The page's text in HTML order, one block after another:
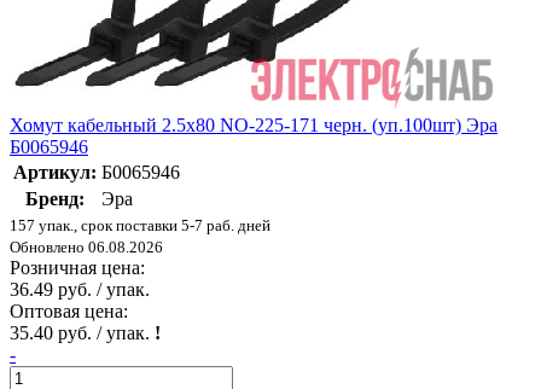
Хомут кабельный 2.5х80 NO-225-171 черн. (уп.100шт) Эра
Б0065946
Артикул: Б0065946
Бренд:
Эра
157 упак., срок поставки 5-7 раб. дней
Обновлено 06.08.2026
Розничная цена:
36.49 руб. / упак.
Оптовая цена:
35.40 руб. / упак. !
-